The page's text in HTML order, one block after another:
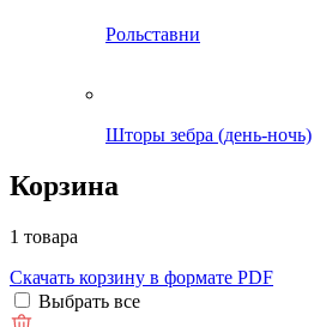
Рольставни
Шторы зебра (день-ночь)
Корзина
1 товара
Скачать корзину в формате PDF
Выбрать все